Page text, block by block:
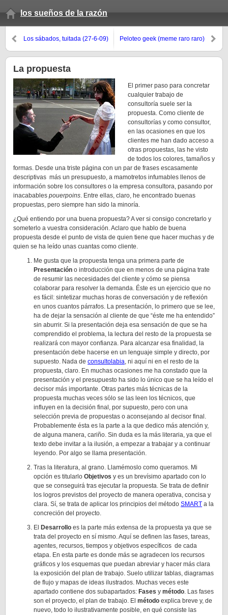
los sueños de la razón
Los sábados, tuitada (27-6-09) Peloteo geek (meme raro raro)
La propuesta
El primer paso para concretar
cualquier trabajo de
consultoría suele ser la
propuesta. Como cliente de
consultorías y como consultor,
en las ocasiones en que los
clientes me han dado acceso a
otras propuestas, las he visto
de todos los colores, tamaños y
formas. Desde una triste página con un par de frases escasamente
descriptivas más un presupuesto, a mamotretos infumables llenos de
información sobre los consultores o la empresa consultora, pasando por
inacabables pouerpoins. Entre ellas, claro, he encontrado buenas
propuestas, pero siempre han sido la minoría.
¿Qué entiendo por una buena propuesta? A ver si consigo concretarlo y
someterlo a vuestra consideración. Aclaro que hablo de buena
propuesta desde el punto de vista de quien tiene que hacer muchas y de
quien se ha leído unas cuantas como cliente.
Me gusta que la propuesta tenga una primera parte de
Presentación o introducción que en menos de una página trate
de resumir las necesidades del cliente y cómo se piensa
colaborar para resolver la demanda. Éste es un ejercicio que no
es fácil: sintetizar muchas horas de conversación y de reflexión
en unos cuantos párrafos. La presentación, lo primero que se lee,
ha de dejar la sensación al cliente de que “éste me ha entendido”
sin aburrir. Si la presentación deja esa sensación de que se ha
comprendido el problema, la lectura del resto de la propuesta se
realizará con mayor confianza. Para alcanzar esa finalidad, la
presentación debe hacerse en un lenguaje simple y directo, por
supuesto. Nada de consultolabia, ni aquí ni en el resto de la
propuesta, claro. En muchas ocasiones me ha constado que la
presentación y el presupuesto ha sido lo único que se ha leído el
decisor más importante. Otras partes más técnicas de la
propuesta muchas veces sólo se las leen los técnicos, que
influyen en la decisión final, por supuesto, pero con una
selección previa de propuestas o aconsejando al decisor final.
Probablemente ésta es la parte a la que dedico más atención y,
de alguna manera, cariño. Sin duda es la más literaria, ya que el
texto debe invitar a la ilusión, a empezar a trabajar y a continuar
leyendo. Por algo se llama presentación.
Tras la literatura, al grano. Llamémoslo como queramos. Mi
opción es titularlo Objetivos y es un brevísimo apartado con lo
que se conseguirá tras ejecutar la propuesta. Se trata de definir
los logros previstos del proyecto de manera operativa, concisa y
clara. Sí, se trata de aplicar los principios del método SMART a la
concreción del proyecto.
El Desarrollo es la parte más extensa de la propuesta ya que se
trata del proyecto en sí mismo. Aquí se definen las fases, tareas,
agentes, recursos, tiempos y objetivos específicos de cada
etapa. En esta parte es donde más se agradecen los recursos
gráficos y los esquemas que puedan abreviar y hacer más clara
la exposición del plan de trabajo. Suelo utilizar tablas, diagramas
de flujo y mapas de ideas ilustrados. Muchas veces este
apartado contiene dos subapartados: Fases y método. Las fases
son el proyecto, el plan de trabajo. El método explica breve y, de
nuevo, todo lo ilustrativamente posible, en qué consiste las